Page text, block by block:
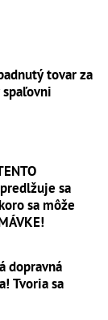
tovar za
sa
sa môže
dopravná
Tvoria sa